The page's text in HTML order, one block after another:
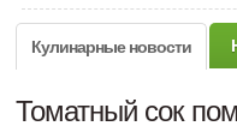
Кулинарные новости
Томатный сок